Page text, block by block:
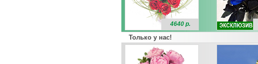
4640 р.
Только у нас!